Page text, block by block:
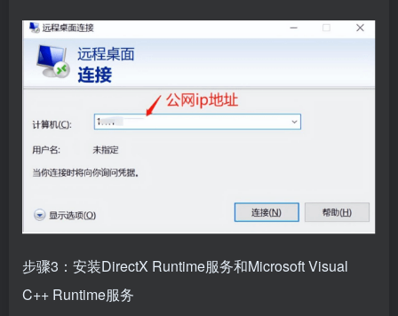
步骤3：安装DirectX Runtime服务和Microsoft Visual
C++ Runtime服务